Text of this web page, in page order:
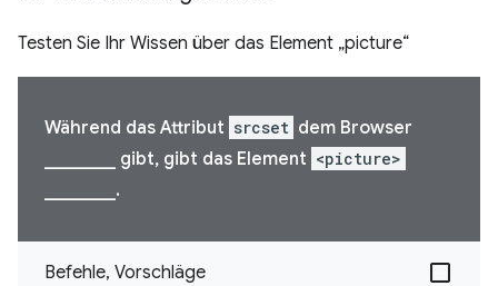
Testen Sie Ihr Wissen über das Element „picture“
Während das Attribut srcset dem Browser
________ gibt, gibt das Element <picture>
________.
Befehle, Vorschläge